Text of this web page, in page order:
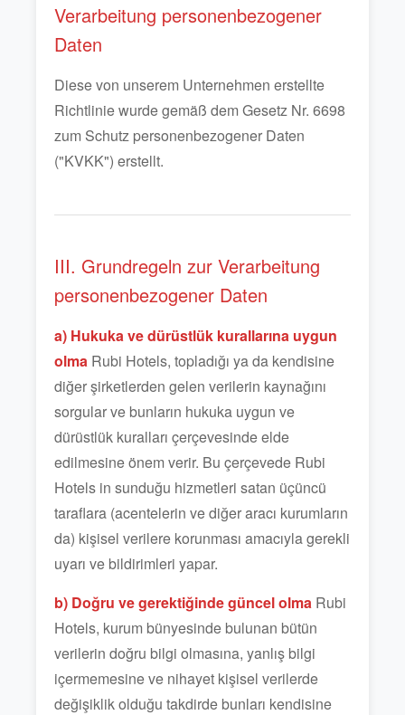
Verarbeitung personenbezogener
Daten
Diese von unserem Unternehmen erstellte
Richtlinie wurde gemäß dem Gesetz Nr. 6698
zum Schutz personenbezogener Daten
("KVKK") erstellt.
III. Grundregeln zur Verarbeitung
personenbezogener Daten
a) Hukuka ve dürüstlük kurallarına uygun
olma Rubi Hotels, topladığı ya da kendisine
diğer şirketlerden gelen verilerin kaynağını
sorgular ve bunların hukuka uygun ve
dürüstlük kuralları çerçevesinde elde
edilmesine önem verir. Bu çerçevede Rubi
Hotels in sunduğu hizmetleri satan üçüncü
taraflara (acentelerin ve diğer aracı kurumların
da) kişisel verilere korunması amacıyla gerekli
uyarı ve bildirimleri yapar.
b) Doğru ve gerektiğinde güncel olma Rubi
Hotels, kurum bünyesinde bulunan bütün
verilerin doğru bilgi olmasına, yanlış bilgi
içermemesine ve nihayet kişisel verilerde
değişiklik olduğu takdirde bunları kendisine